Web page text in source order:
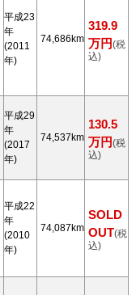
平成23
年
(2011
年)
74,686km
319.9
万円(税
込)
平成29
年
(2017
年)
74,537km
130.5
万円(税
込)
平成22
年
(2010
年)
74,087km
SOLD
OUT(税
込)